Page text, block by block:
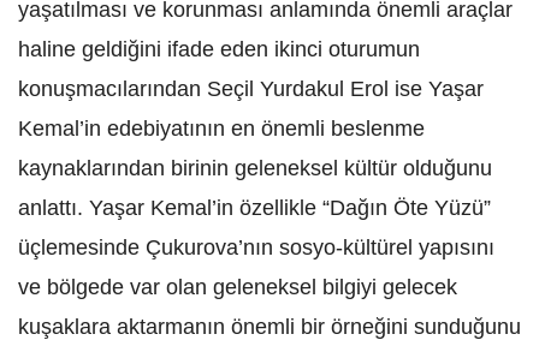
yaşatılması ve korunması anlamında önemli araçlar
haline geldiğini ifade eden ikinci oturumun
konuşmacılarından Seçil Yurdakul Erol ise Yaşar
Kemal’in edebiyatının en önemli beslenme
kaynaklarından birinin geleneksel kültür olduğunu
anlattı. Yaşar Kemal’in özellikle “Dağın Öte Yüzü”
üçlemesinde Çukurova’nın sosyo-kültürel yapısını
ve bölgede var olan geleneksel bilgiyi gelecek
kuşaklara aktarmanın önemli bir örneğini sunduğunu